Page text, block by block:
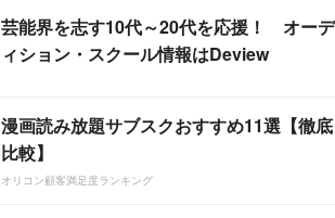
芸能界を志す10代～20代を応援！ オーデ
ィション・スクール情報はDeview
漫画読み放題サブスクおすすめ11選【徹底
比較】
オリコン顧客満足度ランキング